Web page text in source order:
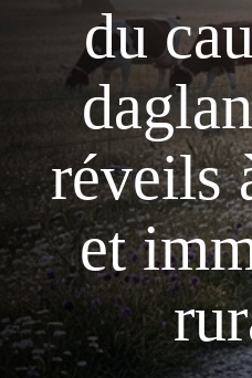
du
réveils
et